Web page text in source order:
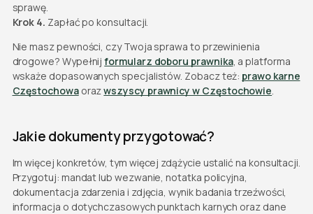
sprawę.
Krok 4. Zapłać po konsultacji.
Nie masz pewności, czy Twoja sprawa to przewinienia
drogowe? Wypełnijformularz doboru prawnika, a platforma
wskaże dopasowanych specjalistów. Zobacz też: prawo karne
Częstochowaorazwszyscy prawnicy w Częstochowie.
Jakie dokumenty przygotować?
Im więcej konkretów, tym więcej zdążycie ustalić na konsultacji.
Przygotuj: mandat lub wezwanie, notatka policyjna,
dokumentacja zdarzenia i zdjęcia, wynik badania trzeźwości,
informacja o dotychczasowych punktach karnych oraz dane